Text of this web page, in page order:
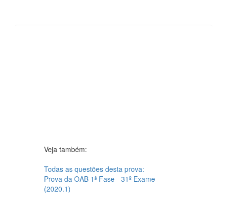
Veja também:
Todas as questões desta prova:
Prova da OAB 1ª Fase - 31º Exame
(2020.1)